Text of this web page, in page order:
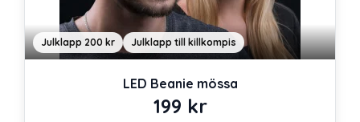
Julklapp 200 kr Julklapp till killkompis
LED Beanie mössa
199 kr